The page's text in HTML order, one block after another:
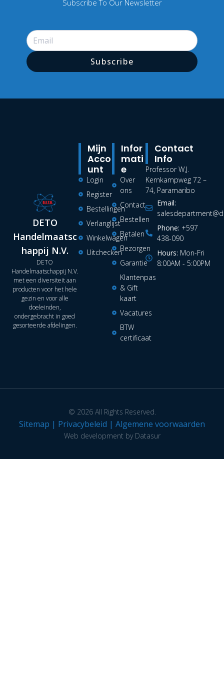
Subscribe To Our Newsletter
Subscribe
DETO
Handelmaatsc
happij N.V.
DETO
Handelmaatschappij N.V.
met een diversiteit aan
producten voor het hele
gezin en voor alle
doeleinden,
ondergebracht in goed
gesorteerde afdelingen.
Infor
Mati
E
Over
ons
Contact
Bestellen
Betalen
Bezorgen
Garantie
Klantenpas
& Gift
kaart
Vacatures
BTW
certificaat
Mijn
Acco
Unt
Login
Register
Bestellingen
Verlanglijst
Winkelwagen
Uitchecken
Contact
Info
Professor W.J.
Kernkampweg 72 –
74, Paramaribo
Email:
Phone: +597
438-090
Hours: Mon-Fri
8:00AM - 5:00PM
© 2026 All Rights Reserved.
Sitemap | Privacybeleid | Algemene voorwaarden
Web development by Datasur